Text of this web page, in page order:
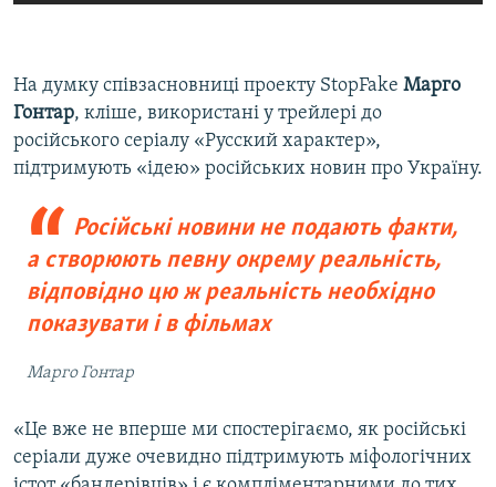
На думку співзасновниці проекту StopFake Марго
Гонтар, кліше, використані у трейлері до
російського серіалу «Русский характер»,
підтримують «ідею» російських новин про Україну.
Російські новини не подають факти,
а створюють певну окрему реальність,
відповідно цю ж реальність необхідно
показувати і в фільмах
Марго Гонтар
«Це вже не вперше ми спостерігаємо, як російські
серіали дуже очевидно підтримують міфологічних